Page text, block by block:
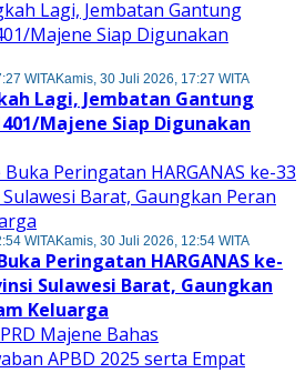
WITAKamis, 30 Juli 2026, 17:27 WITA
Lagi, Jembatan Gantung
Majene Siap Digunakan
WITAKamis, 30 Juli 2026, 12:54 WITA
Peringatan HARGANAS ke-
Sulawesi Barat, Gaungkan
Keluarga